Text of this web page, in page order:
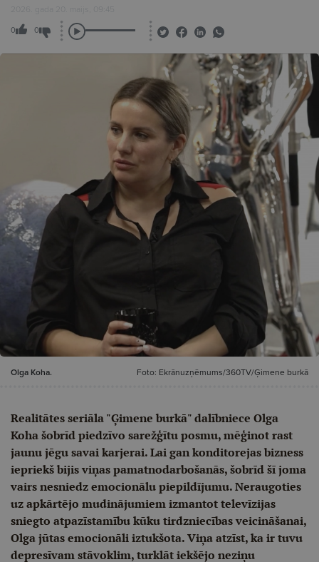
2026. gada 20. maijs, 09:45
0 0
Olga Koha. Foto: Ekrānuzņēmums/360TV/Ģimene burkā
Realitātes seriāla "Ģimene burkā" dalībniece Olga
Koha šobrīd piedzīvo sarežģītu posmu, mēģinot rast
jaunu jēgu savai karjerai. Lai gan konditorejas bizness
iepriekš bijis viņas pamatnodarbošanās, šobrīd šī joma
vairs nesniedz emocionālu piepildījumu. Neraugoties
uz apkārtējo mudinājumiem izmantot televīzijas
sniegto atpazīstamību kūku tirdzniecības veicināšanai,
Olga jūtas emocionāli iztukšota. Viņa atzīst, ka ir tuvu
depresīvam stāvoklim, turklāt iekšējo neziņu